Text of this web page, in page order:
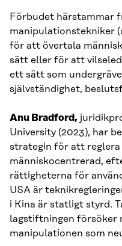
Förbudet härstammar
manipulationstekniker (
för att övertala
sätt eller för att
ett sätt som
självständighet,
Anu Bradford,
University (2023), har
strategin för att reglera
människocentrerad,
rättigheterna för
USA är
i Kina är statligt styrd.
lagstiftningen försöker
manipulationen som